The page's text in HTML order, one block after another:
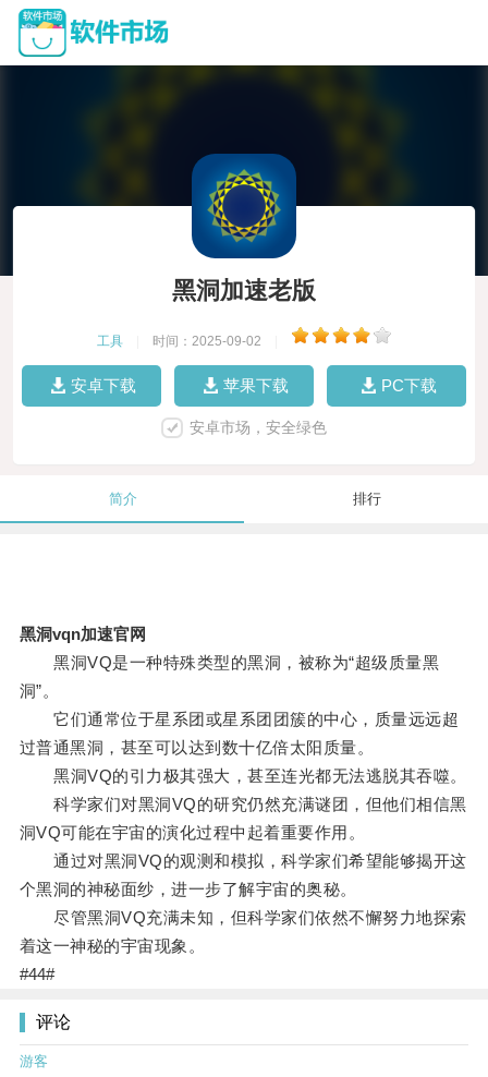
黑洞加速老版
工具 时间：2025-09-02
安卓下载 苹果下载 PC下载
安卓市场，安全绿色
简介 排行
黑洞vqn加速官网
黑洞VQ是一种特殊类型的黑洞，被称为“超级质量黑
洞”。
它们通常位于星系团或星系团团簇的中心，质量远远超
过普通黑洞，甚至可以达到数十亿倍太阳质量。
黑洞VQ的引力极其强大，甚至连光都无法逃脱其吞噬。
科学家们对黑洞VQ的研究仍然充满谜团，但他们相信黑
洞VQ可能在宇宙的演化过程中起着重要作用。
通过对黑洞VQ的观测和模拟，科学家们希望能够揭开这
个黑洞的神秘面纱，进一步了解宇宙的奥秘。
尽管黑洞VQ充满未知，但科学家们依然不懈努力地探索
着这一神秘的宇宙现象。
#44#
评论
游客